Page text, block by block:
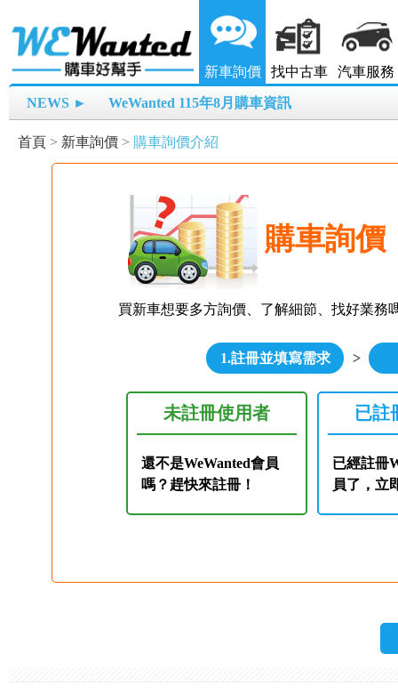
新車詢價 找中古車 汽車服務
NEWS ► WeWanted 115年8月購車資訊
首頁 > 新車詢價 > 購車詢價介紹
購車詢價
買新車想要多方詢價、了解細節、找好業務
1.註冊並填寫需求 >
未註冊使用者
還不是WeWanted會員
嗎？趕快來註冊！
已註
已經註冊
員了，立